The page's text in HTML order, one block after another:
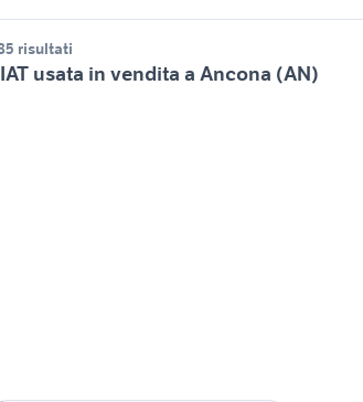
risultati
usata in vendita a Ancona (AN)